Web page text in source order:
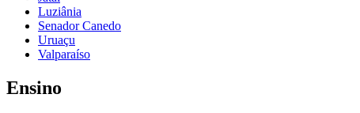
Luziânia
Senador Canedo
Uruaçu
Valparaíso
Ensino